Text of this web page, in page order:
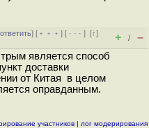
ответить] [ ﹢﹢﹢] [ · · ·][↑]
+ / –
является способ
доставки
от Китая в целом
оправданным.
участников | лог модерирования